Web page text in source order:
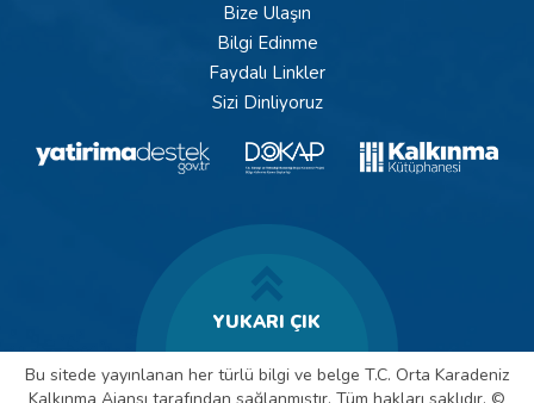
Bize Ulaşın
Bilgi Edinme
Faydalı Linkler
Sizi Dinliyoruz
YUKARI ÇIK
Bu sitede yayınlanan her türlü bilgi ve belge T.C. Orta Karadeniz